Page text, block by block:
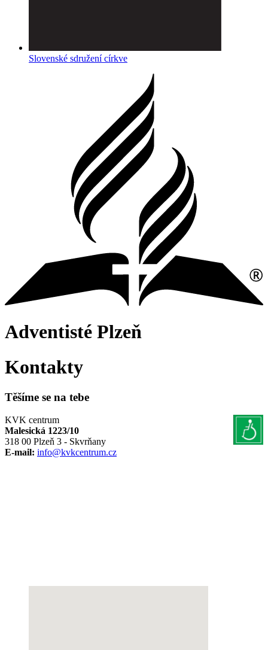
Slovenské sdružení církve
Adventisté Plzeň
Kontakty
Těšíme se na tebe
KVK centrum
Malesická 1223/10
318 00 Plzeň 3 - Skvrňany
E-mail: info@kvkcentrum.cz